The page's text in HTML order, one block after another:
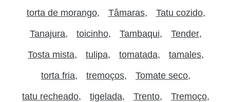
torta de morango Tâmaras Tatu cozido
Tanajura toicinho Tambaqui Tender
Tosta mista tulipa tomatada tamales
torta fria tremoços Tomate seco
tatu recheado tigelada Trento Tremoço